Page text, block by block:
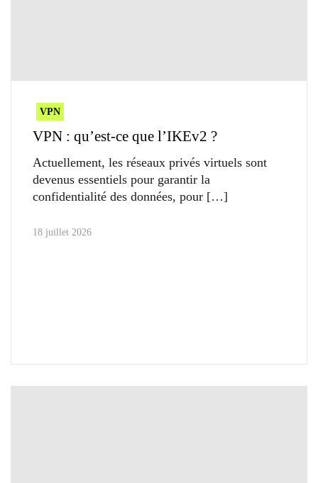
VPN
VPN : qu’est-ce que l’IKEv2 ?
Actuellement, les réseaux privés virtuels sont
devenus essentiels pour garantir la
confidentialité des données, pour
18 juillet 2026